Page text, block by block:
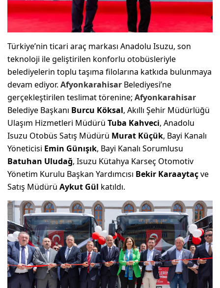
Türkiye’nin ticari araç markası Anadolu Isuzu, son
teknoloji ile geliştirilen konforlu otobüsleriyle
belediyelerin toplu taşıma filolarına katkıda bulunmaya
devam ediyor. Afyonkarahisar Belediyesi’ne
gerçekleştirilen teslimat törenine; Afyonkarahisar
Belediye Başkanı Burcu Köksal, Akıllı Şehir Müdürlüğü
Ulaşım Hizmetleri Müdürü Tuba Kahveci, Anadolu
Isuzu Otobüs Satış Müdürü Murat Küçük, Bayi Kanalı
Yöneticisi Emin Günışık, Bayi Kanalı Sorumlusu
Batuhan Uludağ, Isuzu Kütahya Karseç Otomotiv
Yönetim Kurulu Başkan Yardımcısı Bekir Karaaytaçve
Satış Müdürü Aykut Gül katıldı.